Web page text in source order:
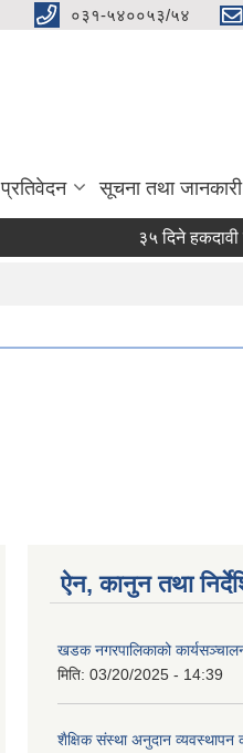
०३१-५४००५३/५४
प्रतिवेदन सूचना तथा जानकारी
३५ दिने हकदावी
ऐन, कानुन तथा
खडक नगरपालिकाको
मिति: 03/20/2025 - 14:39
शैक्षिक संस्था अनुदान व्यवस्थापन